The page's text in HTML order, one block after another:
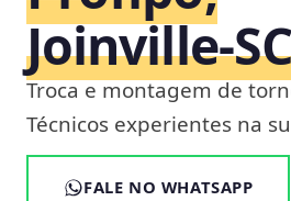
Troca e montagem de
Técnicos experientes na
FALE NO WHATSAPP